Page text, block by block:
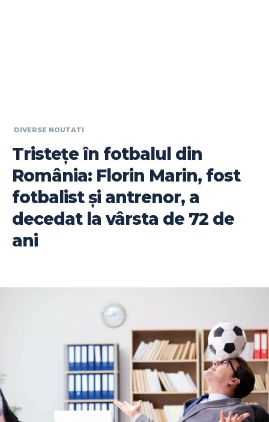
DIVERSE NOUTATI
Tristețe în fotbalul din
România: Florin Marin, fost
fotbalist și antrenor, a
decedat la vârsta de 72 de
ani